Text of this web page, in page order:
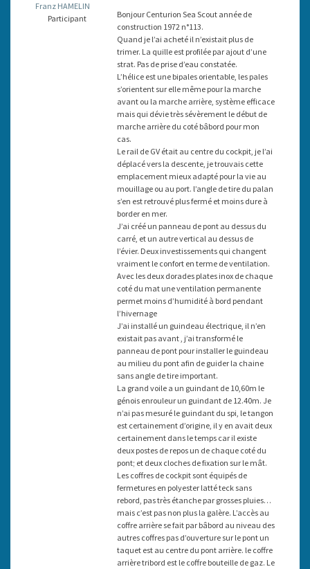
Franz HAMELIN
Participant
Bonjour Centurion Sea Scout année de
construction 1972 n°113.
Quand je l’ai acheté il n’existait plus de
trimer. La quille est profilée par ajout d’une
strat. Pas de prise d’eau constatée.
L’hélice est une bipales orientable, les pales
s’orientent sur elle même pour la marche
avant ou la marche arrière, système efficace
mais qui dévie très sévèrement le début de
marche arrière du coté bâbord pour mon
cas.
Le rail de GV était au centre du cockpit, je l’ai
déplacé vers la descente, je trouvais cette
emplacement mieux adapté pour la vie au
mouillage ou au port. l’angle de tire du palan
s’en est retrouvé plus fermé et moins dure à
border en mer.
J’ai créé un panneau de pont au dessus du
carré, et un autre vertical au dessus de
l’évier. Deux investissements qui changent
vraiment le confort en terme de ventilation.
Avec les deux dorades plates inox de chaque
coté du mat une ventilation permanente
permet moins d’humidité à bord pendant
l’hivernage
J’ai installé un guindeau électrique, il n’en
existait pas avant , j’ai transformé le
panneau de pont pour installer le guindeau
au milieu du pont afin de guider la chaine
sans angle de tire important.
La grand voile a un guindant de 10,60m le
génois enrouleur un guindant de 12.40m. Je
n’ai pas mesuré le guindant du spi, le tangon
est certainement d’origine, il y en avait deux
certainement dans le temps car il existe
deux postes de repos un de chaque coté du
pont; et deux cloches de fixation sur le mât.
Les coffres de cockpit sont équipés de
fermetures en polyester latté teck sans
rebord, pas très étanche par grosses pluies…
mais c’est pas non plus la galère. L’accès au
coffre arrière se fait par bâbord au niveau des
autres coffres pas d’ouverture sur le pont un
taquet est au centre du pont arrière. le coffre
arrière tribord est le coffre bouteille de gaz. Le